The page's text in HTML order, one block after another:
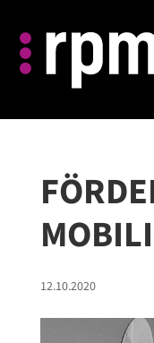
12.10.2020